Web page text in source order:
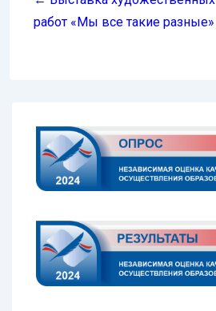
записям
работ «Мы все такие разные»